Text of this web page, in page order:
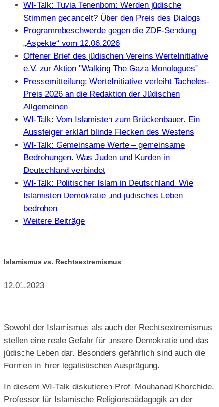
WI-Talk: Tuvia Tenenbom: Werden jüdische
Stimmen gecancelt? Über den Preis des Dialogs
Programmbeschwerde gegen die ZDF-Sendung
„Aspekte“ vom 12.06.2026
Offener Brief des jüdischen Vereins WerteInitiative
e.V. zur Aktion "Walking The Gaza Monologues"
Pressemitteilung: WerteInitiative verleiht Tacheles-
Preis 2026 an die Redaktion der Jüdischen
Allgemeinen
WI-Talk: Vom Islamisten zum Brückenbauer. Ein
Aussteiger erklärt blinde Flecken des Westens
WI-Talk: Gemeinsame Werte – gemeinsame
Bedrohungen. Was Juden und Kurden in
Deutschland verbindet
WI-Talk: Politischer Islam in Deutschland. Wie
Islamisten Demokratie und jüdisches Leben
bedrohen
Weitere Beiträge
Islamismus vs. Rechtsextremismus
12.01.2023
Sowohl der Islamismus als auch der Rechtsextremismus
stellen eine reale Gefahr für unsere Demokratie und das
jüdische Leben dar. Besonders gefährlich sind auch die
Formen in ihrer legalistischen Ausprägung.
In diesem WI-Talk diskutieren Prof. Mouhanad Khorchide,
Professor für Islamische Religionspädagogik an der